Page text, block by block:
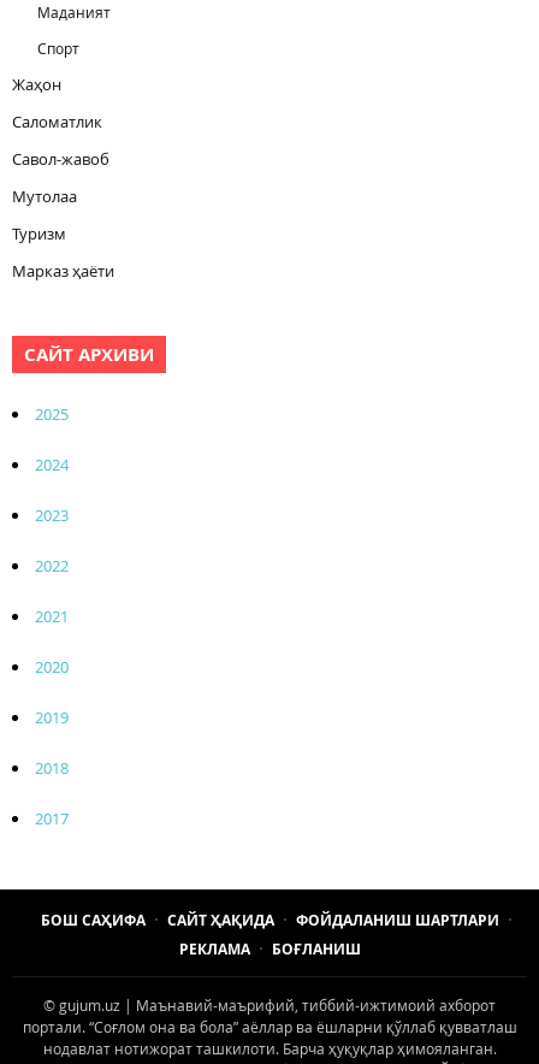
Маданият
Спорт
Жаҳон
Саломатлик
Савол-жавоб
Мутолаа
Туризм
Марказ ҳаёти
САЙТ АРХИВИ
2025
2024
2023
2022
2021
2020
2019
2018
2017
БОШ САҲИФА САЙТ ҲАҚИДА
ФОЙДАЛАНИШ ШАРТЛАРИ
РЕКЛАМА
БОҒЛАНИШ
© gujum.uz | Маънавий-маърифий, тиббий-ижтимоий ахборот
портали. “Соғлом она ва бола” аёллар ва ёшларни қўллаб қувватлаш
нодавлат нотижорат ташкилоти. Барча ҳуқуқлар ҳимояланган.